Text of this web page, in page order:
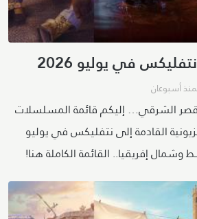
في يوليو 2026
منذ أسبوعان
الشرقي… إليكم قائمة المسلسلات
القادمة إلى نتفليكس في يوليو